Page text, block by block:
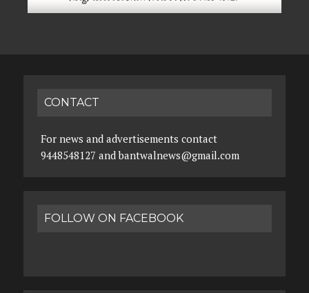
CONTACT
For news and advertisements contact
9448548127 and bantwalnews@gmail.com
FOLLOW ON FACEBOOK